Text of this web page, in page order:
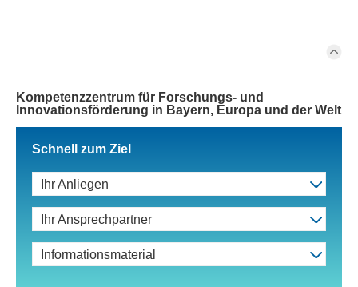
Kompetenzzentrum für Forschungs- und
Innovationsförderung in Bayern, Europa und der Welt
Schnell zum Ziel
Ihr Anliegen
Ihr Ansprechpartner
Informationsmaterial